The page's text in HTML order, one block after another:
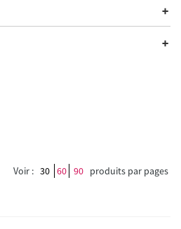
Voir : 30 60 90 produits par pages